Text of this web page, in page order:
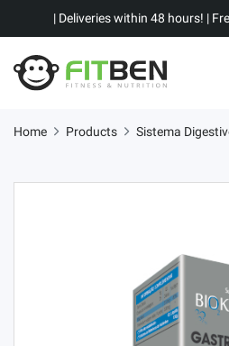
| Deliveries within 48 hours! |
Home Products Sistema